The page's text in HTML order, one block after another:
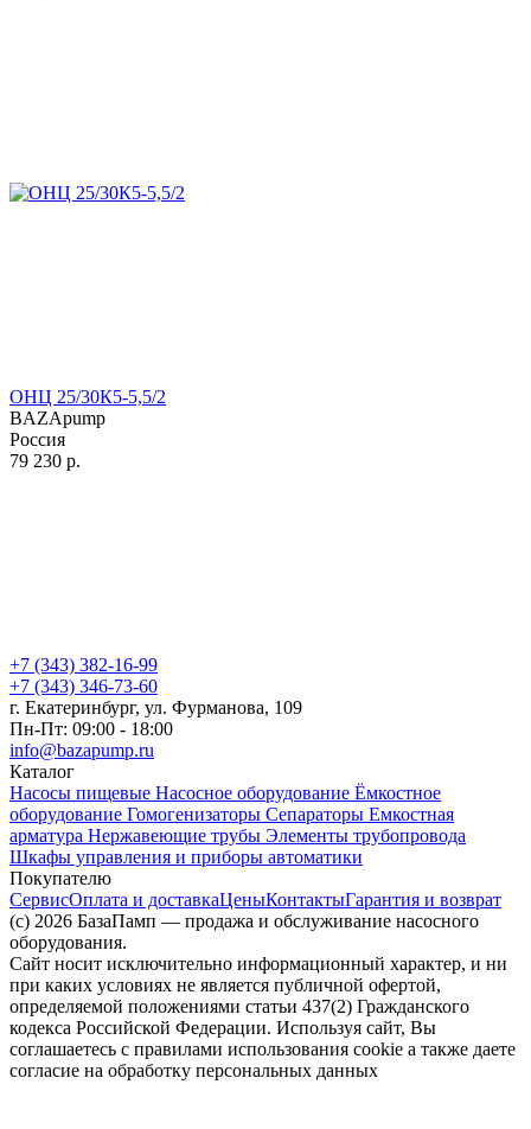
ОНЦ 25/30К5-5,5/2
BAZApump
Россия
79 230 р.
+7 (343) 382-16-99
+7 (343) 346-73-‬60
г. Екатеринбург, ул. Фурманова, 109
Пн-Пт: 09:00 - 18:00
info@bazapump.ru
Каталог
Насосы пищевые Насосное оборудование Ёмкостное
оборудование Гомогенизаторы Сепараторы Емкостная
арматура Нержавеющие трубы Элементы трубопровода
Шкафы управления и приборы автоматики
Покупателю
СервисОплата и доставкаЦеныКонтактыГарантия и возврат
(c) 2026 БазаПамп — продажа и обслуживание насосного
оборудования.
Сайт носит исключительно информационный характер, и ни
при каких условиях не является публичной офертой,
определяемой положениями статьи 437(2) Гражданского
кодекса Российской Федерации. Используя сайт, Вы
соглашаетесь с правилами использования cookie а также даете
согласие на обработку персональных данных